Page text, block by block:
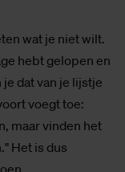
wat je niet wilt.
hebt gelopen en
dat van je lijstje
voegt toe:
maar vinden het
Het is dus